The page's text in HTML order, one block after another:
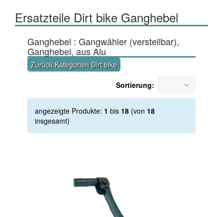
Ersatzteile Dirt bike Ganghebel
Ganghebel : Gangwähler (verstellbar),
Ganghebel, aus Alu
Zurück Kategorien Dirt bike
Sortierung:
angezeigte Produkte: 1 bis 18 (von 18
insgesamt)